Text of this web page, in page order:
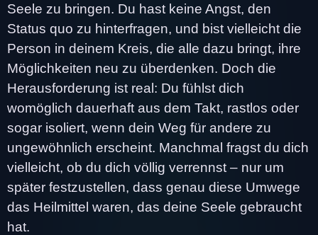
Seele zu bringen. Du hast keine Angst, den
Status quo zu hinterfragen, und bist vielleicht die
Person in deinem Kreis, die alle dazu bringt, ihre
Möglichkeiten neu zu überdenken. Doch die
Herausforderung ist real: Du fühlst dich
womöglich dauerhaft aus dem Takt, rastlos oder
sogar isoliert, wenn dein Weg für andere zu
ungewöhnlich erscheint. Manchmal fragst du dich
vielleicht, ob du dich völlig verrennst – nur um
später festzustellen, dass genau diese Umwege
das Heilmittel waren, das deine Seele gebraucht
hat.